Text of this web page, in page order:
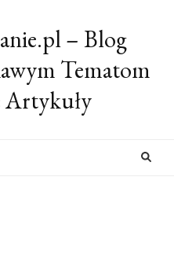
– Blog
Tematom
Artykuły